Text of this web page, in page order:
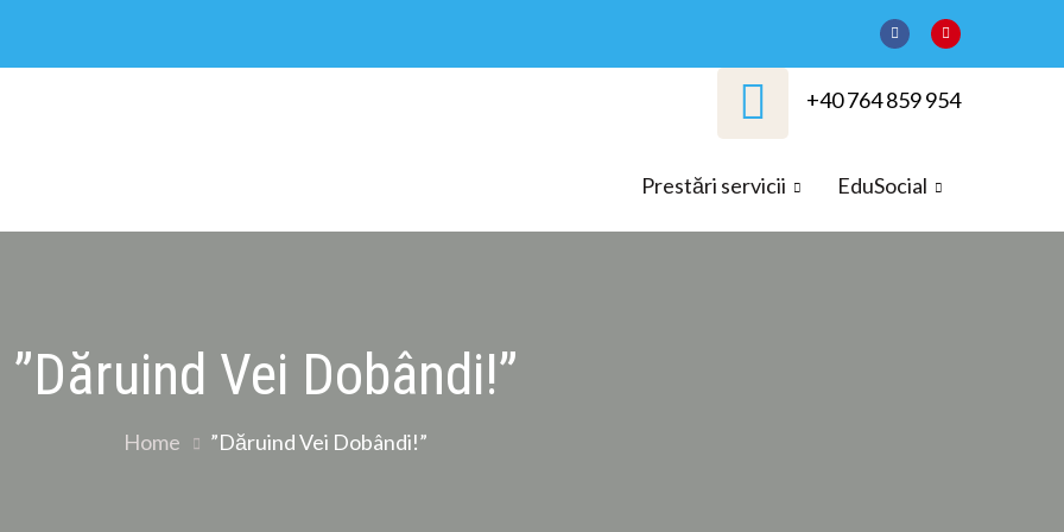
+40 764 859 954
Prestări servicii EduSocial
”Dăruind Vei Dobândi!”
Home ”Dăruind Vei Dobândi!”